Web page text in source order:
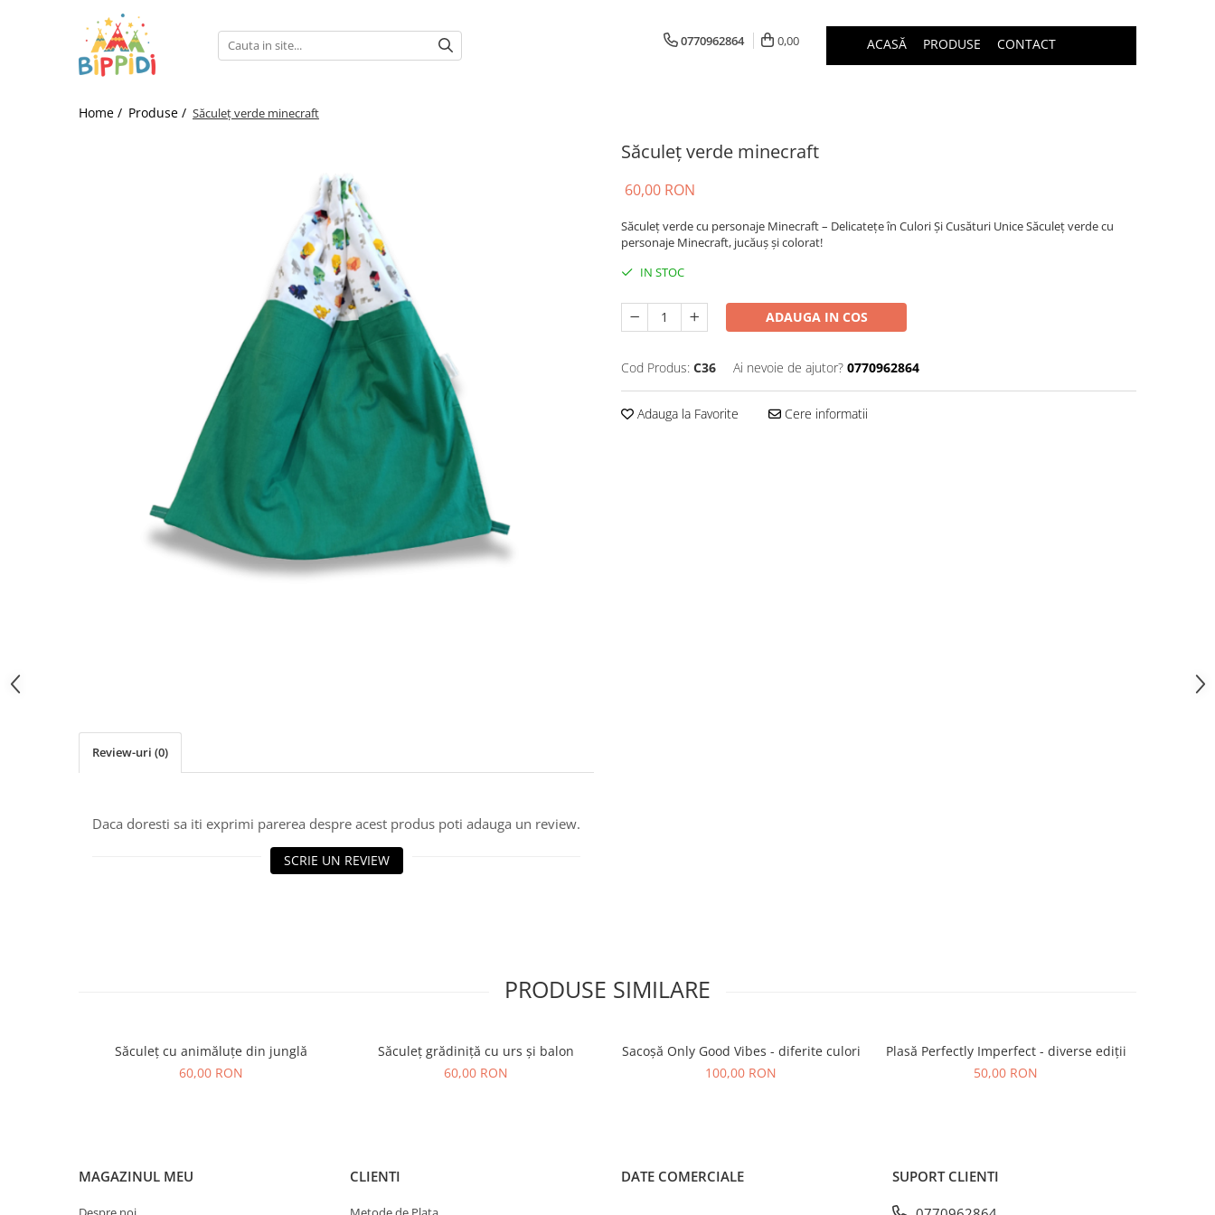
0770962864 0,00 ACASĂ PRODUSE CONTACT
Home / Produse / Săculeț verde minecraft
Săculeț verde minecraft
60,00 RON
Săculeț verde cu personaje Minecraft – Delicatețe în Culori Și Cusături Unice Săculeț verde cu
personaje Minecraft, jucăuș și colorat!
IN STOC
ADAUGA IN COS
Cod Produs: C36 Ai nevoie de ajutor? 0770962864
Adauga la Favorite Cere informatii
Review-uri (0)
Daca doresti sa iti exprimi parerea despre acest produs poti adauga un review.
SCRIE UN REVIEW
PRODUSE SIMILARE
Săculeț cu animăluțe din junglă
60,00 RON
Săculeț grădiniță cu urs și balon
60,00 RON
Sacoșă Only Good Vibes - diferite culori
100,00 RON
Plasă Perfectly Imperfect - diverse ediții
50,00 RON
MAGAZINUL MEU CLIENTI DATE COMERCIALE SUPORT CLIENTI